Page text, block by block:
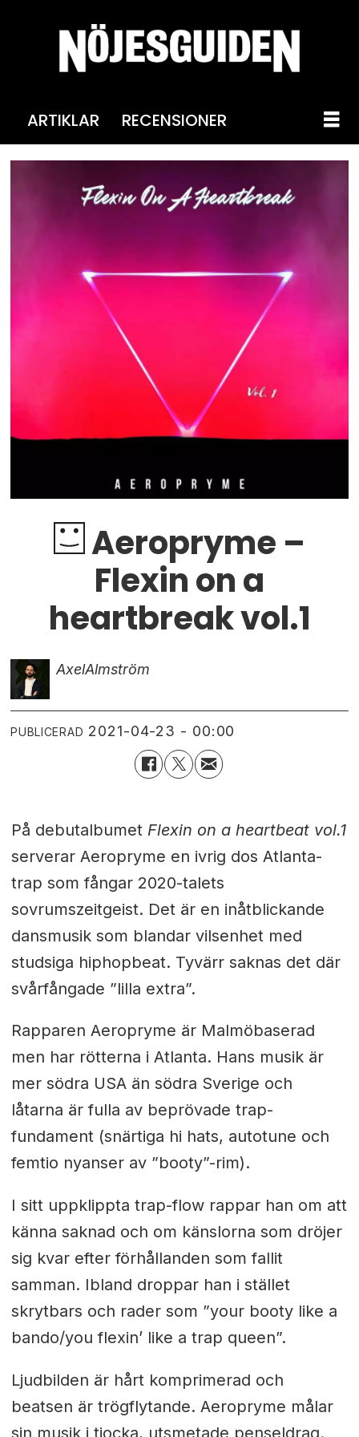
ARTIKLAR RECENSIONER
Aeropryme –
Flexin on a
heartbreak vol.1
AxelAlmström
PUBLICERAD 2021-04-23 - 00:00
På debutalbumet Flexin on a heartbeat vol.1
serverar Aeropryme en ivrig dos Atlanta-
trap som fångar 2020-talets
sovrumszeitgeist. Det är en inåtblickande
dansmusik som blandar vilsenhet med
studsiga hiphopbeat. Tyvärr saknas det där
svårfångade ”lilla extra”.
Rapparen Aeropryme är Malmöbaserad
men har rötterna i Atlanta. Hans musik är
mer södra USA än södra Sverige och
låtarna är fulla av beprövade trap-
fundament (snärtiga hi hats, autotune och
femtio nyanser av ”booty”-rim).
I sitt uppklippta trap-flow rappar han om att
känna saknad och om känslorna som dröjer
sig kvar efter förhållanden som fallit
samman. Ibland droppar han i stället
skrytbars och rader som ”your booty like a
bando/you flexin’ like a trap queen”.
Ljudbilden är hårt komprimerad och
beatsen är trögflytande. Aeropryme målar